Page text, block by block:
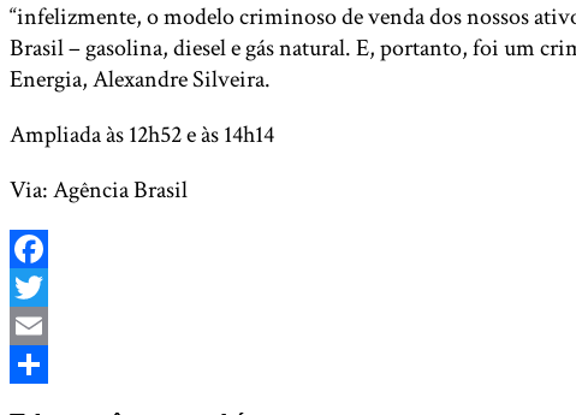
“infelizmente, o modelo criminoso de venda dos nossos
Brasil – gasolina, diesel e gás natural. E, portanto, foi um
Energia, Alexandre Silveira.
Ampliada às 12h52 e às 14h14
Via: Agência Brasil
Facebook
Twitter
Email